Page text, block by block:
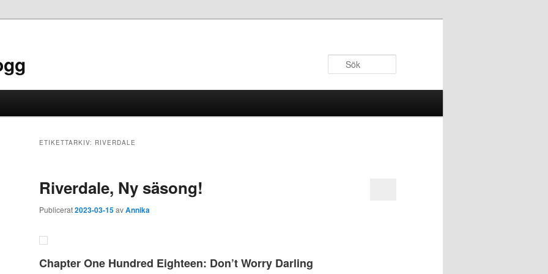
ETIKETTARKIV: RIVERDALE
Riverdale, Ny säsong!
Publicerat2023-03-15avAnnika
Chapter One Hundred Eighteen: Don’t Worry Darling